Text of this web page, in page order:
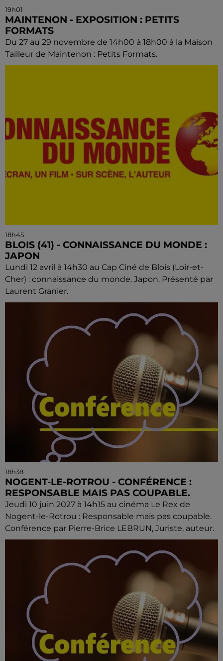
19h01
MAINTENON - EXPOSITION : PETITS
FORMATS
Du 27 au 29 novembre de 14h00 à 18h00 à la Maison
Tailleur de Maintenon : Petits Formats.
18h45
BLOIS (41) - CONNAISSANCE DU MONDE :
JAPON
Lundi 12 avril à 14h30 au Cap Ciné de Blois (Loir-et-
Cher) : connaissance du monde. Japon. Présenté par
Laurent Granier.
18h38
NOGENT-LE-ROTROU - CONFÉRENCE :
RESPONSABLE MAIS PAS COUPABLE.
Jeudi 10 juin 2027 à 14h15 au cinéma Le Rex de
Nogent-le-Rotrou : Responsable mais pas coupable.
Conférence par Pierre-Brice LEBRUN, Juriste, auteur.